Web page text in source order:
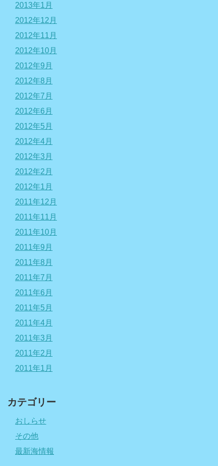
2013年1月
2012年12月
2012年11月
2012年10月
2012年9月
2012年8月
2012年7月
2012年6月
2012年5月
2012年4月
2012年3月
2012年2月
2012年1月
2011年12月
2011年11月
2011年10月
2011年9月
2011年8月
2011年7月
2011年6月
2011年5月
2011年4月
2011年3月
2011年2月
2011年1月
カテゴリー
おしらせ
その他
最新海情報